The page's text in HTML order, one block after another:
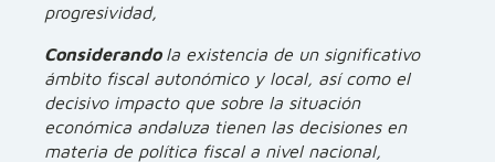
progresividad,
Considerando la existencia de un significativo
ámbito fiscal autonómico y local, así como el
decisivo impacto que sobre la situación
económica andaluza tienen las decisiones en
materia de política fiscal a nivel nacional,